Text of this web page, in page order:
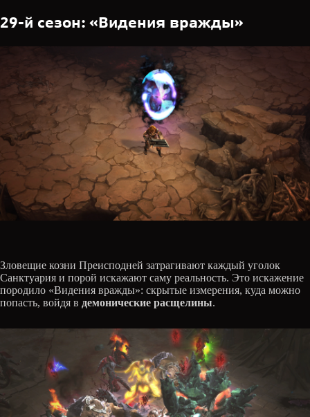
29-й сезон: «Видения вражды»
Зловещие козни Преисподней затрагивают каждый уголок
Санктуария и порой искажают саму реальность. Это искажение
породило «Видения вражды»: скрытые измерения, куда можно
попасть, войдя в демонические расщелины.